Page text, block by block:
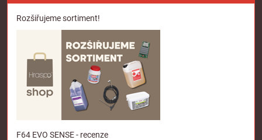
Rozšiřujeme sortiment!
F64 EVO SENSE - recenze